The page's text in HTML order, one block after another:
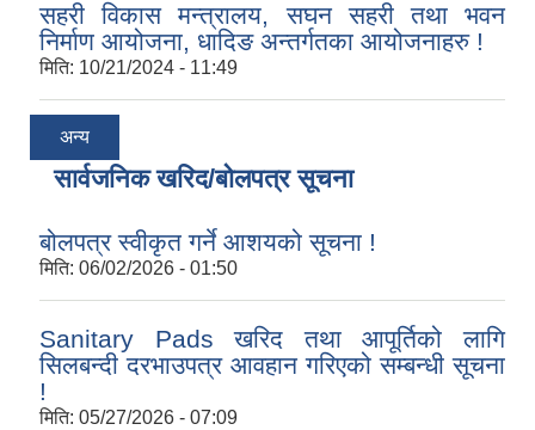
सहरी विकास मन्त्रालय, सघन सहरी तथा भवन
निर्माण आयोजना, धादिङ अन्तर्गतका आयोजनाहरु !
मिति: 10/21/2024 - 11:49
अन्य
सार्वजनिक खरिद/बोलपत्र सूचना
बोलपत्र स्वीकृत गर्ने आशयको सूचना !
मिति: 06/02/2026 - 01:50
Sanitary Pads खरिद तथा आपूर्तिको लागि
सिलबन्दी दरभाउपत्र आवहान गरिएको सम्बन्धी सूचना
!
मिति: 05/27/2026 - 07:09